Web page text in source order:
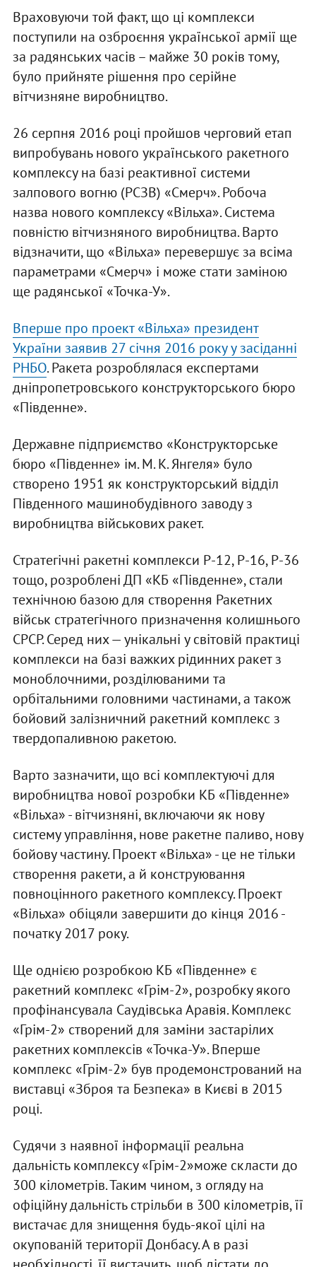
Враховуючи той факт, що ці комплекси
поступили на озброєння української армії ще
за радянських часів – майже 30 років тому,
було прийняте рішення про серійне
вітчизняне виробництво.
26 серпня 2016 році пройшов черговий етап
випробувань нового українського ракетного
комплексу на базі реактивної системи
залпового вогню (РСЗВ) «Смерч». Робоча
назва нового комплексу «Вільха». Система
повністю вітчизняного виробництва. Варто
відзначити, що «Вільха» перевершує за всіма
параметрами «Смерч» і може стати заміною
ще радянської «Точка-У».
Вперше про проект «Вільха» президент
України заявив 27 січня 2016 року у засіданні
РНБО. Ракета розроблялася експертами
дніпропетровського конструкторського бюро
«Південне».
Державне підприємство «Конструкторське
бюро «Південне» ім. М. К. Янгеля» було
створено 1951 як конструкторський відділ
Південного машинобудівного заводу з
виробництва військових ракет.
Стратегічні ракетні комплекси Р-12, Р-16, Р-36
тощо, розроблені ДП «КБ «Південне», стали
технічною базою для створення Ракетних
військ стратегічного призначення колишнього
СРСР. Серед них — унікальні у світовій практиці
комплекси на базі важких рідинних ракет з
моноблочними, розділюваними та
орбітальними головними частинами, а також
бойовий залізничний ракетний комплекс з
твердопаливною ракетою.
Варто зазначити, що всі комплектуючі для
виробництва нової розробки КБ «Південне»
«Вільха» - вітчизняні, включаючи як нову
систему управління, нове ракетне паливо, нову
бойову частину. Проект «Вільха» - це не тільки
створення ракети, а й конструювання
повноцінного ракетного комплексу. Проект
«Вільха» обіцяли завершити до кінця 2016 -
початку 2017 року.
Ще однією розробкою КБ «Південне» є
ракетний комплекс «Грім-2», розробку якого
профінансувала Саудівська Аравія. Комплекс
«Грім-2» створений для заміни застарілих
ракетних комплексів «Точка-У». Вперше
комплекс «Грім-2» був продемонстрований на
виставці «Зброя та Безпека» в Києві в 2015
році.
Судячи з наявної інформації реальна
дальність комплексу «Грім-2»може скласти до
300 кілометрів. Таким чином, з огляду на
офіційну дальність стрільби в 300 кілометрів, її
вистачає для знищення будь-якої цілі на
окупованій території Донбасу. А в разі